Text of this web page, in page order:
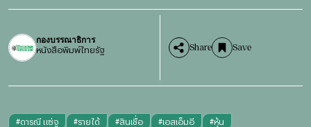
กองบรรณาธิการ
หนังสือพิมพ์ไทยรัฐ Share Save
#ดารณี แซ่จู #รายได้ #สินเชื่อ #เอสเอ็มอี #หุ้น